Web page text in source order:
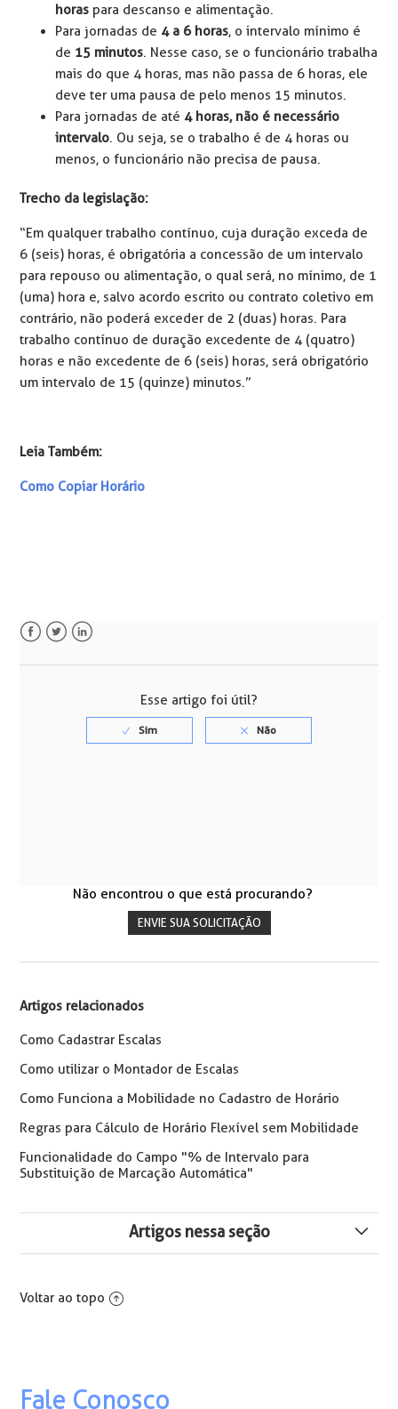
horas para descanso e alimentação.
Para jornadas de 4 a 6 horas, o intervalo mínimo é
de 15 minutos. Nesse caso, se o funcionário trabalha
mais do que 4 horas, mas não passa de 6 horas, ele
deve ter uma pausa de pelo menos 15 minutos.
Para jornadas de até 4 horas, não é necessário
intervalo. Ou seja, se o trabalho é de 4 horas ou
menos, o funcionário não precisa de pausa.
Trecho da legislação:
“Em qualquer trabalho contínuo, cuja duração exceda de
6 (seis) horas, é obrigatória a concessão de um intervalo
para repouso ou alimentação, o qual será, no mínimo, de 1
(uma) hora e, salvo acordo escrito ou contrato coletivo em
contrário, não poderá exceder de 2 (duas) horas. Para
trabalho contínuo de duração excedente de 4 (quatro)
horas e não excedente de 6 (seis) horas, será obrigatório
um intervalo de 15 (quinze) minutos.”
Leia Também:
Como Copiar Horário
Esse artigo foi útil?
Não encontrou o que está procurando?
ENVIE SUA SOLICITAÇÃO
Artigos relacionados
Como Cadastrar Escalas
Como utilizar o Montador de Escalas
Como Funciona a Mobilidade no Cadastro de Horário
Regras para Cálculo de Horário Flexível sem Mobilidade
Funcionalidade do Campo "% de Intervalo para
Substituição de Marcação Automática"
Artigos nessa seção
nº 3.665/2023
Voltar ao topo
Fale Conosco